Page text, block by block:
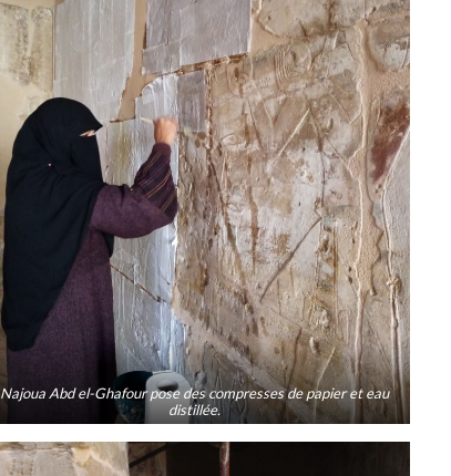
Najoua Abd el-Ghafour pose des compresses de papier et eau
distillée.